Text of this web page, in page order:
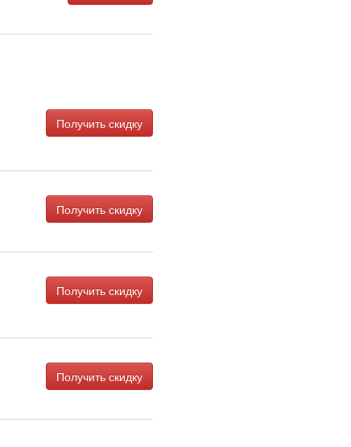
Получить скидку
Получить скидку
Получить скидку
Получить скидку